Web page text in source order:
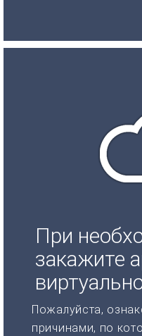
При
закажите
Пожалуйста,
причинами, по